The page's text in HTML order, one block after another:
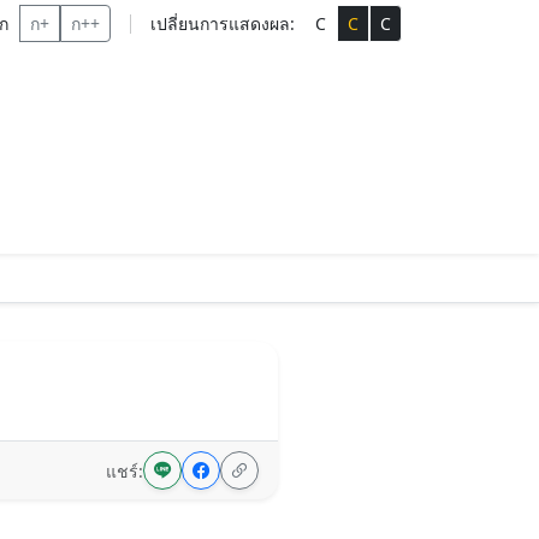
ก ก+ ก++ เปลี่ยนการแสดงผล: C C C
แชร์: